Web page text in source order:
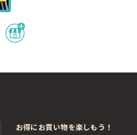
お得にお買い物を楽しもう！